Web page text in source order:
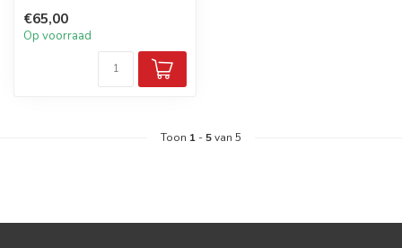
€65,00
Op voorraad
Toon 1 -5van 5